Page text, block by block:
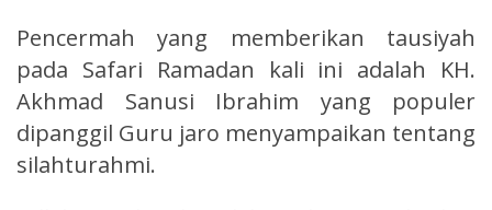
Pencermah yang memberikan tausiyah
pada Safari Ramadan kali ini adalah KH.
Akhmad Sanusi Ibrahim yang populer
dipanggil Guru jaro menyampaikan tentang
silahturahmi.